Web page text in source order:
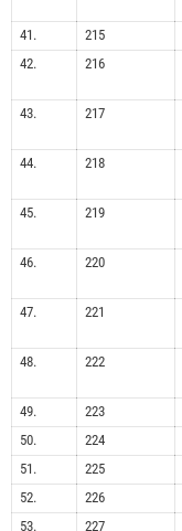
41.
215
42.
216
43.
217
44.
218
45.
219
46.
220
47.
221
48.
222
49.
223
50.
224
51.
225
52.
226
53.
227